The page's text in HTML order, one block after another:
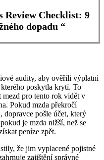
Review Checklist: 9
dopadu “
audity, aby ověřili výplatní
poskytla krytí. To
mezd pro tento rok vidět v
Pokud mzda překročí
dopravce pošle účet, který
je mzda nižší, než se
peníze zpět.
že jim vyplacené pojistné
zajištění správné